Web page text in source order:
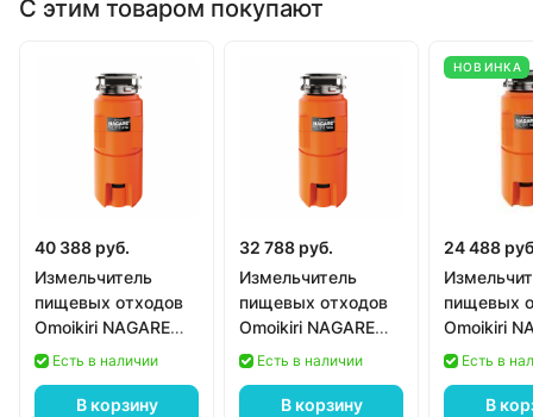
С этим товаром покупают
40 388 руб.
Измельчитель
пищевых отходов
Omoikiri NAGARE
SLIM 1250
Есть в наличии
В корзину
32 788 руб.
Измельчитель
пищевых отходов
Omoikiri NAGARE
SLIM 900
Есть в наличии
В корзину
НОВИНКА
24 488
пищевых
Omoikiri
SLIM 500
Есть в
В